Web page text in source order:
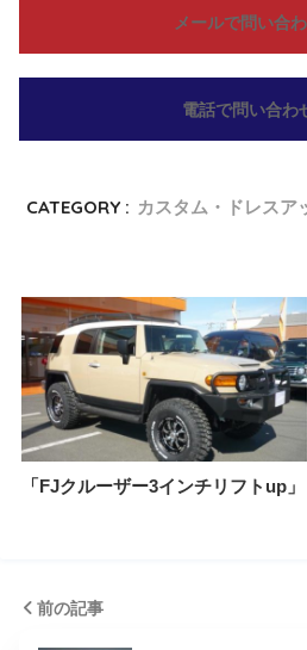
メールで問い合
電話で問い合わ
CATEGORY : カスタム・ドレスア
「FJクルーザー3インチリフトup」
前の記事